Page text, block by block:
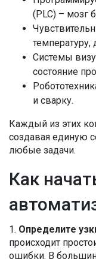
(PLC) – мозг
температуру,
Системы
состояние
и сварку.
Каждый из этих
создавая единую
любые задачи.
Как
1. Определите
происходит
ошибки. В